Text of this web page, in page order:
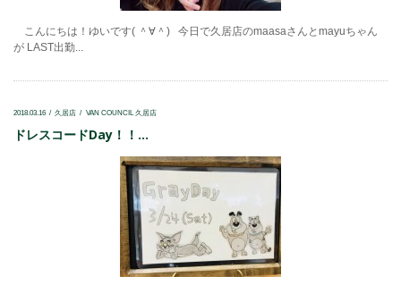
こんにちは！ゆいです( ＾∀＾) 今日で久居店のmaasaさんとmayuちゃん
が LAST出勤...
2018.03.16 久居店 VAN COUNCIL 久居店
ドレスコードDay！！...